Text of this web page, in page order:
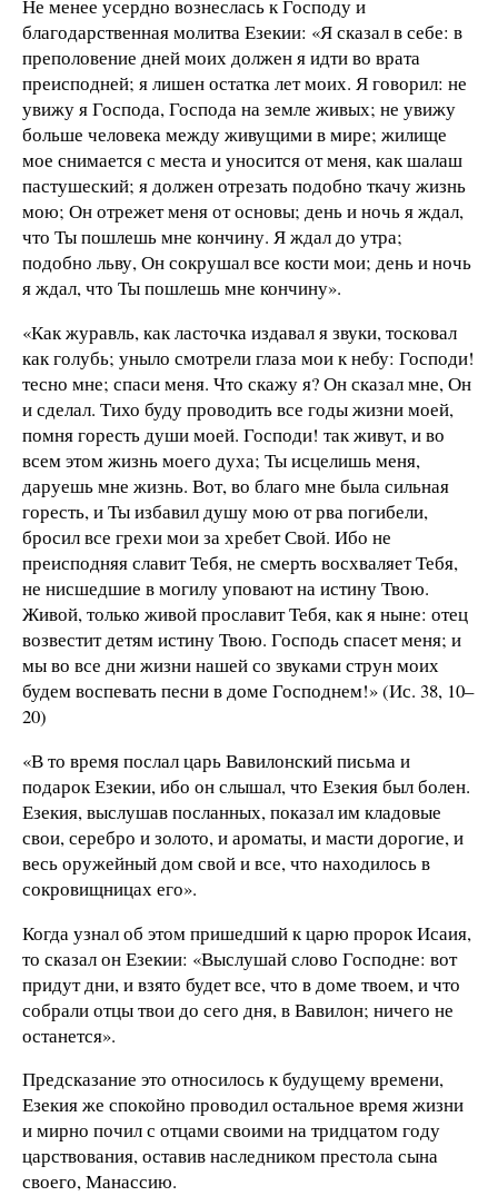
Не менее усердно вознеслась к Господу и
благодарственная молитва Езекии: «Я сказал в себе: в
преполовение дней моих должен я идти во врата
преисподней; я лишен остатка лет моих. Я говорил: не
увижу я Господа, Господа на земле живых; не увижу
больше человека между живущими в мире; жилище
мое снимается с места и уносится от меня, как шалаш
пастушеский; я должен отрезать подобно ткачу жизнь
мою; Он отрежет меня от основы; день и ночь я ждал,
что Ты пошлешь мне кончину. Я ждал до утра;
подобно льву, Он сокрушал все кости мои; день и ночь
я ждал, что Ты пошлешь мне кончину».
«Как журавль, как ласточка издавал я звуки, тосковал
как голубь; уныло смотрели глаза мои к небу: Господи!
тесно мне; спаси меня. Что скажу я? Он сказал мне, Он
и сделал. Тихо буду проводить все годы жизни моей,
помня горесть души моей. Господи! так живут, и во
всем этом жизнь моего духа; Ты исцелишь меня,
даруешь мне жизнь. Вот, во благо мне была сильная
горесть, и Ты избавил душу мою от рва погибели,
бросил все грехи мои за хребет Свой. Ибо не
преисподняя славит Тебя, не смерть восхваляет Тебя,
не нисшедшие в могилу уповают на истину Твою.
Живой, только живой прославит Тебя, как я ныне: отец
возвестит детям истину Твою. Господь спасет меня; и
мы во все дни жизни нашей со звуками струн моих
будем воспевать песни в доме Господнем!» (Ис. 38, 10–
20)
«В то время послал царь Вавилонский письма и
подарок Езекии, ибо он слышал, что Езекия был болен.
Езекия, выслушав посланных, показал им кладовые
свои, серебро и золото, и ароматы, и масти дорогие, и
весь оружейный дом свой и все, что находилось в
сокровищницах его».
Когда узнал об этом пришедший к царю пророк Исаия,
то сказал он Езекии: «Выслушай слово Господне: вот
придут дни, и взято будет все, что в доме твоем, и что
собрали отцы твои до сего дня, в Вавилон; ничего не
останется».
Предсказание это относилось к будущему времени,
Езекия же спокойно проводил остальное время жизни
и мирно почил с отцами своими на тридцатом году
царствования, оставив наследником престола сына
своего, Манассию.